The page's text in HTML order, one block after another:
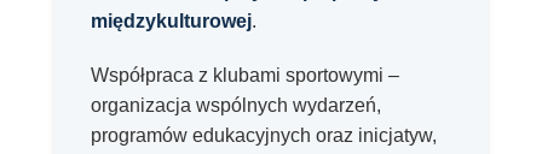
międzykulturowej.
Współpraca z klubami sportowymi –
organizacja wspólnych wydarzeń,
programów edukacyjnych oraz inicjatyw,